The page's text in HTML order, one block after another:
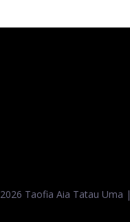
2026 Taofia Aia Tatau Uma |